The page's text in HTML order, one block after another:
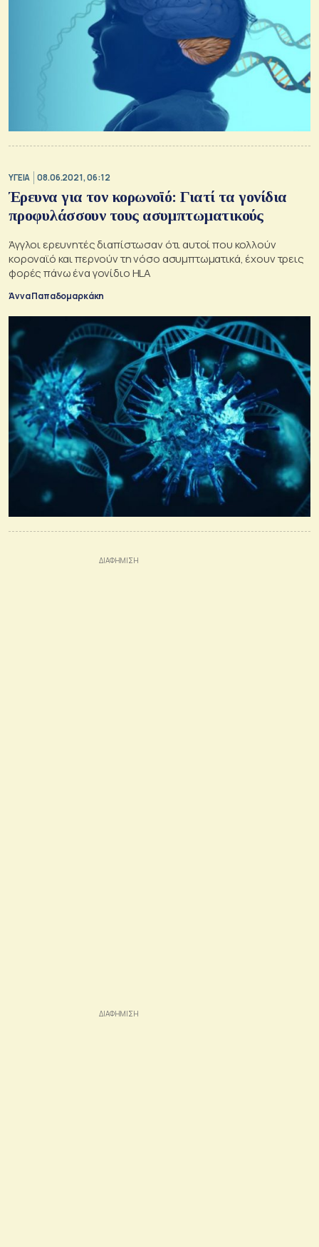
ΥΓΕΙΑ 08.06.2021, 06:12
Έρευνα για τον κορωνοϊό: Γιατί τα γονίδια
προφυλάσσουν τους ασυμπτωματικούς
Άγγλοι ερευνητές διαπίστωσαν ότι αυτοί που κολλούν
κοροναϊό και περνούν τη νόσο ασυμπτωματικά, έχουν τρεις
φορές πάνω ένα γονίδιο HLA
Άννα Παπαδομαρκάκη